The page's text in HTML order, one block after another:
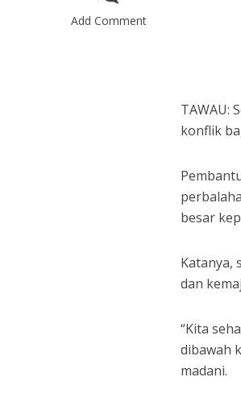
Add Comment
TAWAU:
konflik
besar
Katanya,
dan
“Kita
dibawah
madani.